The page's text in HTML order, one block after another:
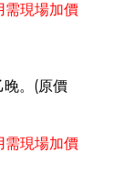
需現場加價
。 (原價
需現場加價